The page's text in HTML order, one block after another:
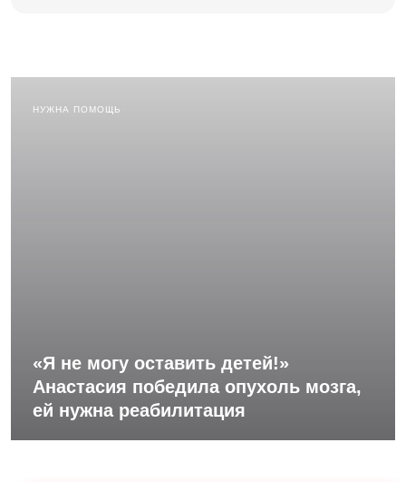
НУЖНА ПОМОЩЬ
«Я не могу оставить детей!»
Анастасия победила опухоль мозга,
ей нужна реабилитация